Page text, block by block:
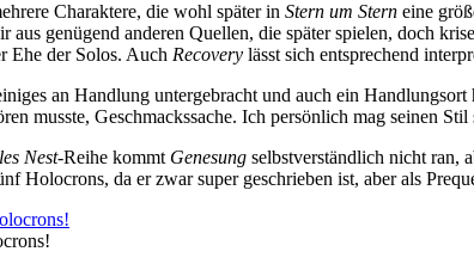
Charaktere, die wohl später in Stern um Stern eine
genügend anderen Quellen, die später spielen, doch
Ehe der Solos. Auch Recovery lässt sich entsprechend
an Handlung untergebracht und auch ein
musste, Geschmackssache. Ich persönlich mag seinen
Nest-Reihe kommt Genesung selbstverständlich nicht ran,
Holocrons, da er zwar super geschrieben ist, aber als